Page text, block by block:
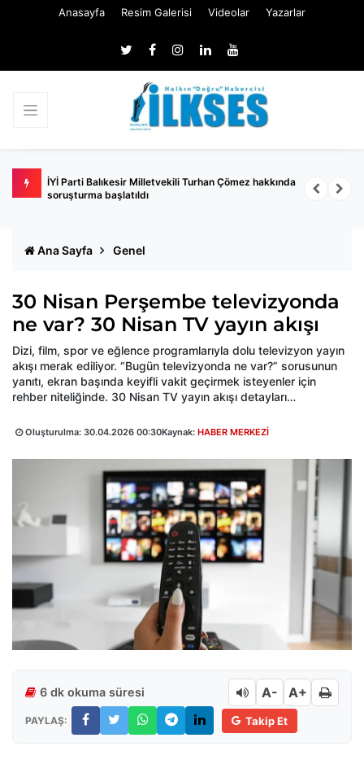
Anasayfa Resim Galerisi Videolar Yazarlar
İYİ Parti Balıkesir Milletvekili Turhan Çömez hakkında
soruşturma başlatıldı
Ana Sayfa Genel
30 Nisan Perşembe televizyonda
ne var? 30 Nisan TV yayın akışı
Dizi, film, spor ve eğlence programlarıyla dolu televizyon yayın
akışı merak ediliyor. “Bugün televizyonda ne var?” sorusunun
yanıtı, ekran başında keyifli vakit geçirmek isteyenler için
rehber niteliğinde. 30 Nisan TV yayın akışı detayları…
Oluşturulma: 30.04.2026 00:30Kaynak: HABER MERKEZİ
6 dk okuma süresi A- A+
PAYLAŞ: Takip Et